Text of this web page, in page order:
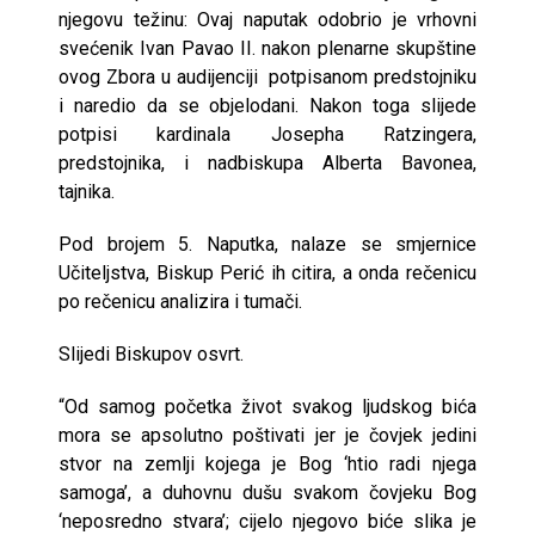
njegovu težinu: Ovaj naputak odobrio je vrhovni
svećenik Ivan Pavao II. nakon plenarne skupštine
ovog Zbora u audijenciji potpisanom predstojniku
i naredio da se objelodani. Nakon toga slijede
potpisi kardinala Josepha Ratzingera,
predstojnika, i nadbiskupa Alberta Bavonea,
tajnika.
Pod brojem 5. Naputka, nalaze se smjernice
Učiteljstva, Biskup Perić ih citira, a onda rečenicu
po rečenicu analizira i tumači.
Slijedi Biskupov osvrt.
“Od samog početka život svakog ljudskog bića
mora se apsolutno poštivati jer je čovjek jedini
stvor na zemlji kojega je Bog ‘htio radi njega
samoga’, a duhovnu dušu svakom čovjeku Bog
‘neposredno stvara’; cijelo njegovo biće slika je